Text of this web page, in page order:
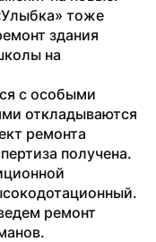
тоже
здания
на
с особыми
откладываются
ремонта
получена.
ремонт